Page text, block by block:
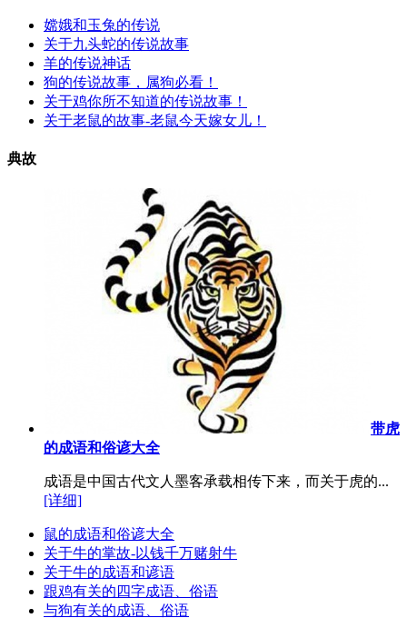
嫦娥和玉兔的传说
关于九头蛇的传说故事
羊的传说神话
狗的传说故事，属狗必看！
关于鸡你所不知道的传说故事！
关于老鼠的故事-老鼠今天嫁女儿！
典故
带虎
的成语和俗谚大全
成语是中国古代文人墨客承载相传下来，而关于虎的...
[详细]
鼠的成语和俗谚大全
关于牛的掌故-以钱千万赌射牛
关于牛的成语和谚语
跟鸡有关的四字成语、俗语
与狗有关的成语、俗语